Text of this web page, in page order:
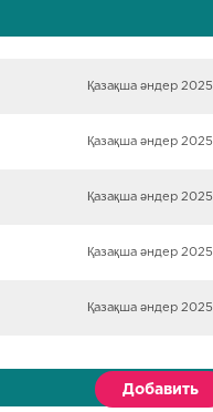
Қазақша әндер 2025
Қазақша әндер 2025
Қазақша әндер 2025
Қазақша әндер 2025
Қазақша әндер 2025
Добавить